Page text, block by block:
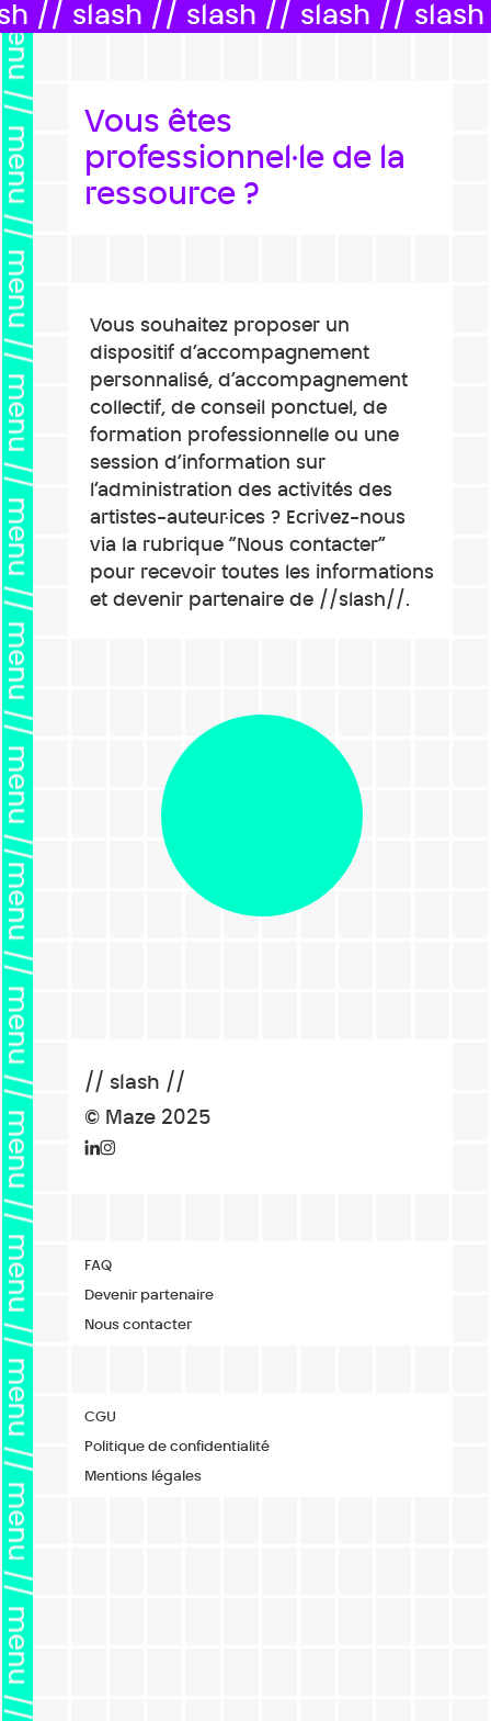
// slash // slash // slash //
menu // menu // menu // menu // menu // menu // menu // menu //
menu // menu // menu // menu // menu // menu // menu // menu //
Vous êtes
professionnel·le de la
ressource ?
Vous souhaitez proposer un
dispositif d’accompagnement
personnalisé, d’accompagnement
collectif, de conseil ponctuel, de
formation professionnelle ou une
session d’information sur
l’administration des activités des
artistes-auteur·ices ? Ecrivez-nous
via la rubrique “Nous contacter”
pour recevoir toutes les informations
et devenir partenaire de //slash//.
// slash //
© Maze 2025
FAQ
Devenir partenaire
Nous contacter
CGU
Politique de confidentialité
Mentions légales